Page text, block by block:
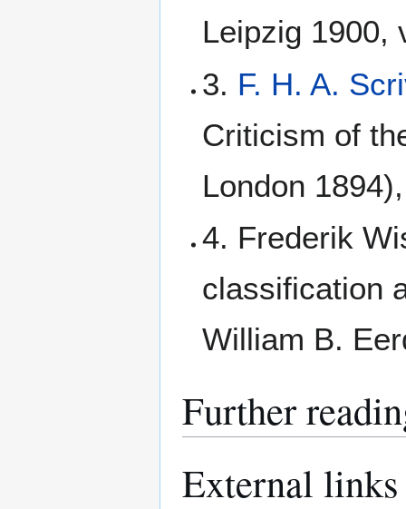
Leipzig 1900,
3. F. H. A.
Criticism of
London
4. Frederik
classification
William B.
Further
External links